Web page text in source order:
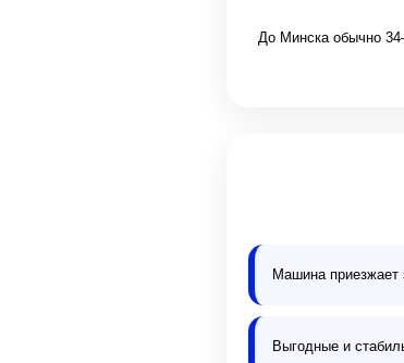
До Минска обычно
Машина
Выгодные и